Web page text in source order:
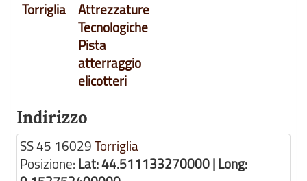
Torriglia
Attrezzature
Tecnologiche
Pista
atterraggio
elicotteri
Indirizzo
SS 45 16029Torriglia
Posizione: Lat: 44.511133270000 | Long: